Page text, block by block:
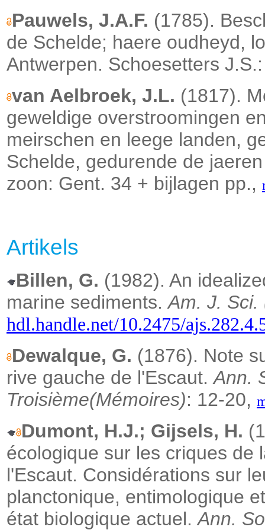
Pauwels, J.A.F. (1785).
de Schelde; haere oudheyd,
Antwerpen. Schoesetters
van Aelbroek, J.L. (1817).
geweldige overstroomingen
meirschen en leege landen,
Schelde, gedurende de
zoon: Gent. 34 + bijlagen pp.,
Artikels
Billen, G. (1982). An
marine sediments.Am. J.
hdl.handle.net/10.2475/
Dewalque, G. (1876). Note
rive gauche de l'Escaut.Ann.
Troisième(Mémoires): 12-20,
Dumont, H.J.; Gijsels, H.
écologique sur les criques de
l'Escaut. Considérations sur
planctonique, entimologique
état biologique actuel.Ann.